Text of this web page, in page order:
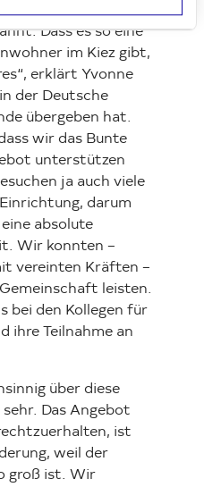
Dass es so eine
im Kiez gibt,
erklärt Yvonne
der Deutsche
übergeben hat.
wir das Bunte
unterstützen
ja auch viele
darum
absolute
Wir konnten –
vereinten Kräften –
leisten.
bei den Kollegen für
ihre Teilnahme an
über diese
Das Angebot
ist
weil der
groß ist. Wir